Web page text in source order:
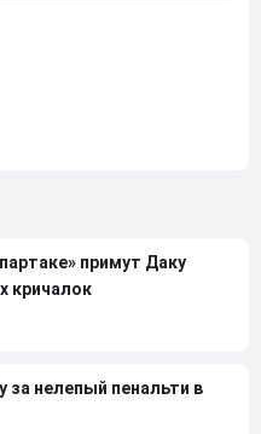
примут Даку
кричалок
за нелепый пенальти в